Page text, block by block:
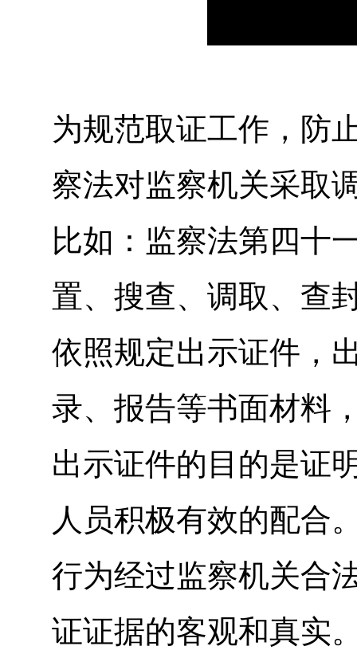
为规范取证工作，防
察法对监察机关采取
比如：监察法第四十
置、搜查、调取、查
依照规定出示证件，
录、报告等书面材料
出示证件的目的是证
人员积极有效的配合
行为经过监察机关合
证证据的客观和真实